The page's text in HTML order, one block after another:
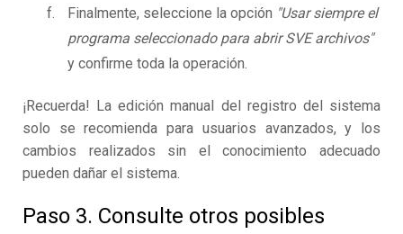
Finalmente, seleccione la opción "Usar siempre el
programa seleccionado para abrir SVE archivos"
y confirme toda la operación.
¡Recuerda! La edición manual del registro del sistema
solo se recomienda para usuarios avanzados, y los
cambios realizados sin el conocimiento adecuado
pueden dañar el sistema.
Paso 3. Consulte otros posibles